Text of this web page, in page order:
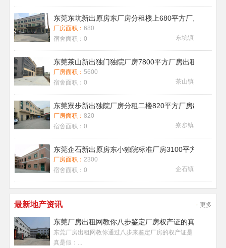
东莞东坑新出原房东厂房分租楼上680平方厂房出租现
厂房面积： 680
宿舍面积： 0 东坑镇
东莞茶山新出独门独院厂房7800平方厂房出租带喷淋
厂房面积： 5600
宿舍面积： 0 茶山镇
东莞寮步新出独院厂房分租二楼820平方厂房出租
厂房面积： 820
宿舍面积： 0 寮步镇
东莞企石新出原房东小独院标准厂房3100平方厂房出租
厂房面积： 2300
宿舍面积： 0 企石镇
最新地产资讯 更多
东莞厂房出租网教你八步鉴定厂房权产证的真假
东莞厂房出租网教你通过八步来鉴定厂房的权产证是
真是假：...